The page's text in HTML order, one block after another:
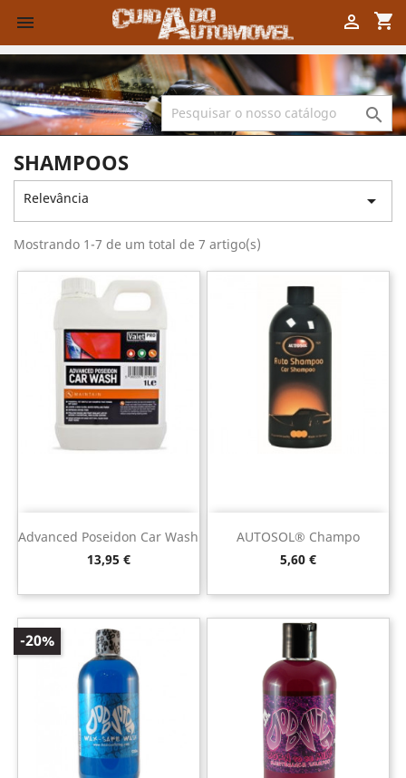
 shopping_cart


SHAMPOOS
Relevância 
Mostrando 1-7 de um total de 7 artigo(s)
Advanced Poseidon Car Wash
Preço
13,95 €
AUTOSOL® Champo
Preço
5,60 €
-20%